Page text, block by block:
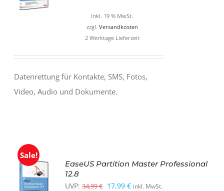
inkl. 19 % MwSt.
zzgl. Versandkosten
2 Werktage Lieferzeit
Datenrettung für Kontakte, SMS, Fotos,
Video, Audio und Dokumente.
Sale!
WARENKORB
EaseUS Partition Master Professional
12.8
UVP: 34,99€ Ursprünglicher
17,99€Aktueller
inkl. MwSt.